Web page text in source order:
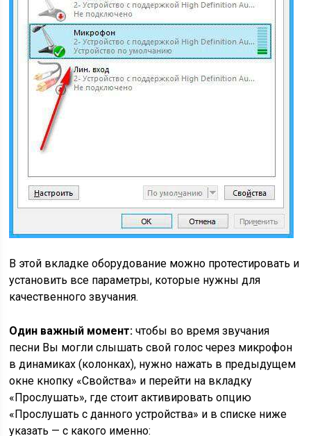
В этой вкладке оборудование можно протестировать и
установить все параметры, которые нужны для
качественного звучания.
Один важный момент: чтобы во время звучания
песни Вы могли слышать свой голос через микрофон
в динамиках (колонках), нужно нажать в предыдущем
окне кнопку «Свойства» и перейти на вкладку
«Прослушать», где стоит активировать опцию
«Прослушать с данного устройства» и в списке ниже
указать — с какого именно: